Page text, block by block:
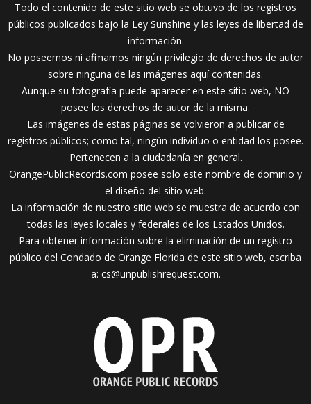
Todo el contenido de este sitio web se obtuvo de los registros
públicos publicados bajo la Ley Sunshine y las leyes de libertad de
información.
No poseemos ni afirmamos ningún privilegio de derechos de autor
sobre ninguna de las imágenes aquí contenidas.
Aunque su fotografía puede aparecer en este sitio web, NO
posee los derechos de autor de la misma.
Las imágenes de estas páginas se volvieron a publicar de
registros públicos; como tal, ningún individuo o entidad los posee.
Pertenecen a la ciudadanía en general.
OrangePublicRecords.com posee solo este nombre de dominio y
el diseño del sitio web.
La información de nuestro sitio web se muestra de acuerdo con
todas las leyes locales y federales de los Estados Unidos.
Para obtener información sobre la eliminación de un registro
público del Condado de Orange Florida de este sitio web, escriba
a: cs@unpublishrequest.com.